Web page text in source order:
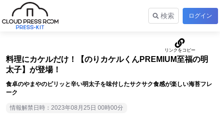
検索 ログイン
料理にカケルだけ！【のりカケルくんPREMIUM至福の明
太子】が登場！
食卓のやまやのピリッと辛い明太子を味付したサクサク食感が楽しい海苔フレ
ーク
情報解禁日時：2023年08月25日 00時00分